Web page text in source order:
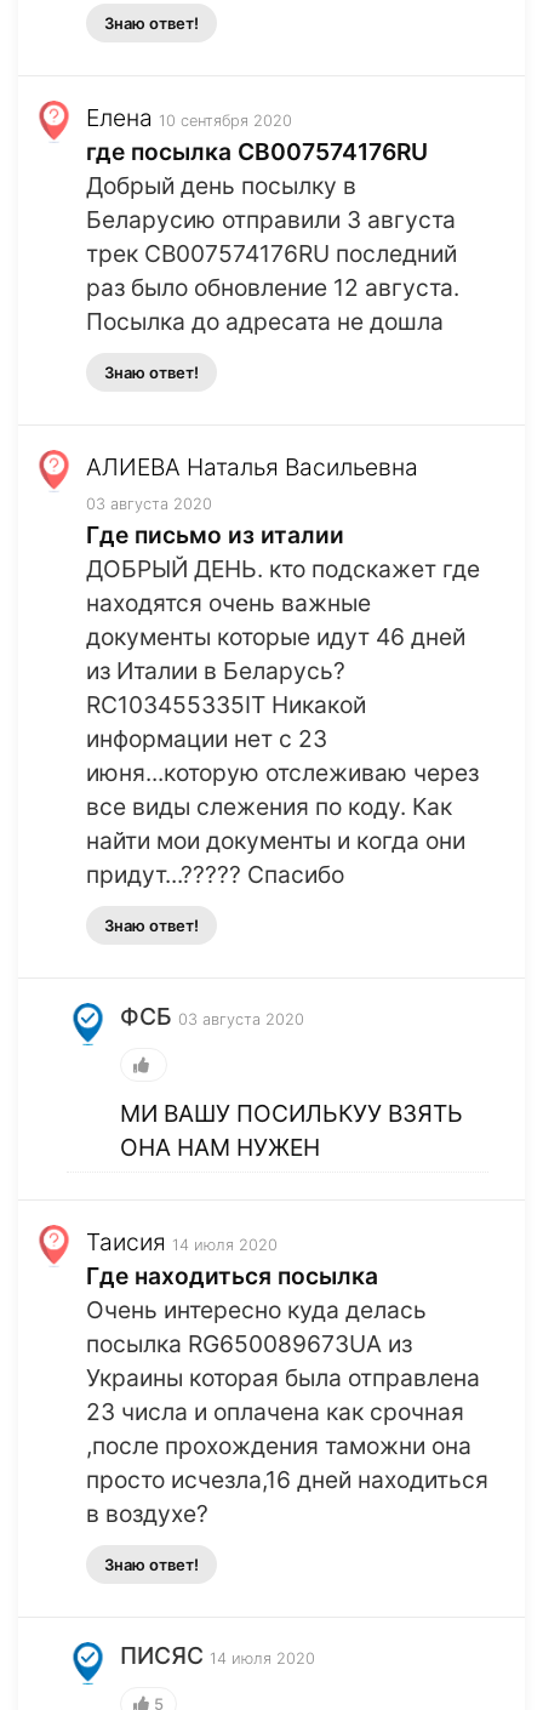
Знаю ответ!
Елена 10 сентября 2020
где посылка CB007574176RU
Добрый день посылку в
Беларусию отправили 3 августа
трек CB007574176RU последний
раз было обновление 12 августа.
Посылка до адресата не дошла
Знаю ответ!
АЛИЕВА Наталья Васильевна
03 августа 2020
Где письмо из италии
ДОБРЫЙ ДЕНЬ. кто подскажет где
находятся очень важные
документы которые идут 46 дней
из Италии в Беларусь?
RC103455335IT Никакой
информации нет с 23
июня...которую отслеживаю через
все виды слежения по коду. Как
найти мои документы и когда они
придут...????? Спасибо
Знаю ответ!
ФСБ 03 августа 2020
МИ ВАШУ ПОСИЛЬКУУ ВЗЯТЬ
ОНА НАМ НУЖЕН
Таисия 14 июля 2020
Где находиться посылка
Очень интересно куда делась
посылка RG650089673UA из
Украины которая была отправлена
23 числа и оплачена как срочная
,после прохождения таможни она
просто исчезла,16 дней находиться
в воздухе?
Знаю ответ!
ПИСЯС 14 июля 2020
5